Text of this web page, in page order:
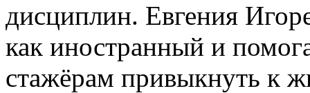
дисциплин. Евгения
как иностранный и
стажёрам привыкнуть к